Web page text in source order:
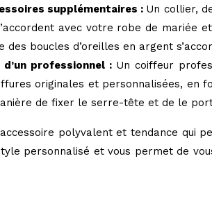
supplémentaires : Un collier,
avec votre robe de
des boucles d’oreilles en argent
d’un professionnel : Un coiffeur
originales et personnalisées, en
de fixer le serre-tête et de le
polyvalent et tendance qui
personnalisé et vous permet de